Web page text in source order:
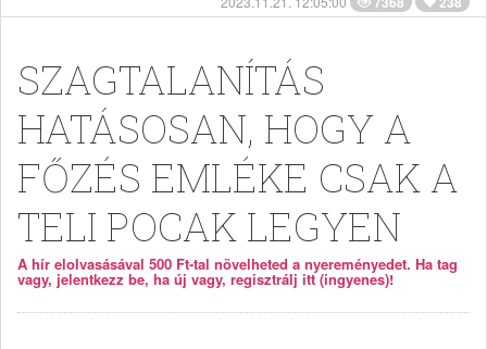
SZAGTALANÍTÁS
HATÁSOSAN, HOGY A
FŐZÉS EMLÉKE CSAK A
TELI POCAK LEGYEN
A hír elolvasásával 500 Ft-tal növelheted a nyereményedet. Ha tag
vagy, jelentkezz be, ha új vagy, regisztrálj itt (ingyenes)!